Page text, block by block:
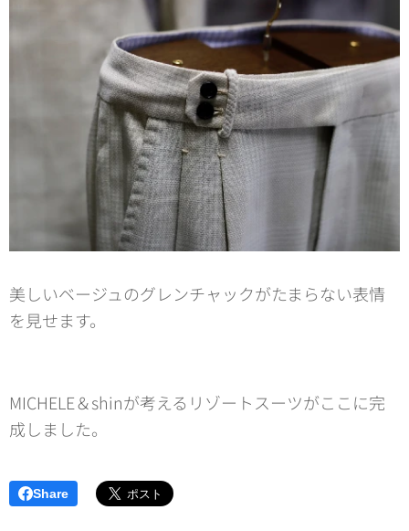
美しいベージュのグレンチャックがたまらない表情
を見せます。
MICHELE＆shinが考えるリゾートスーツがここに完
成しました。
Share